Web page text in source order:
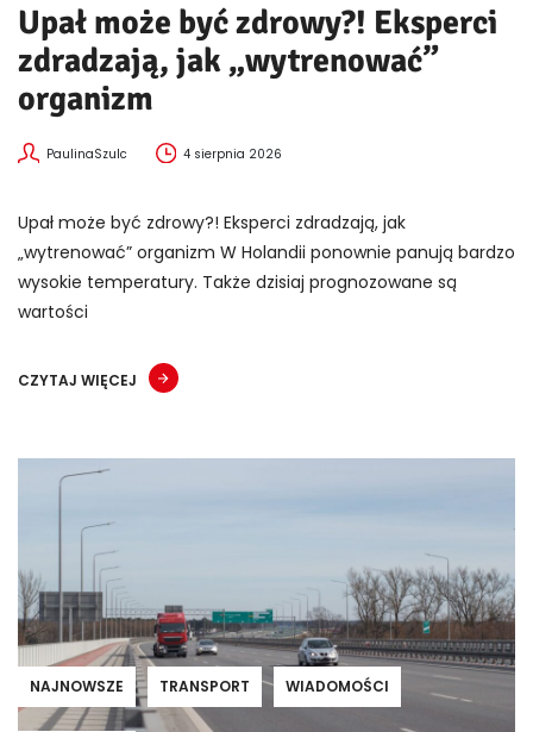
Upał może być zdrowy?! Eksperci
zdradzają, jak „wytrenować”
organizm
PaulinaSzulc 4 sierpnia 2026
Upał może być zdrowy?! Eksperci zdradzają, jak
„wytrenować” organizm W Holandii ponownie panują bardzo
wysokie temperatury. Także dzisiaj prognozowane są
wartości
CZYTAJ WIĘCEJ
NAJNOWSZE TRANSPORT WIADOMOŚCI